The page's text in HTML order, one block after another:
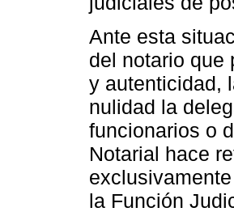
Ante esta
del notario que
y autenticidad,
nulidad la
funcionarios o
Notarial hace
la Función